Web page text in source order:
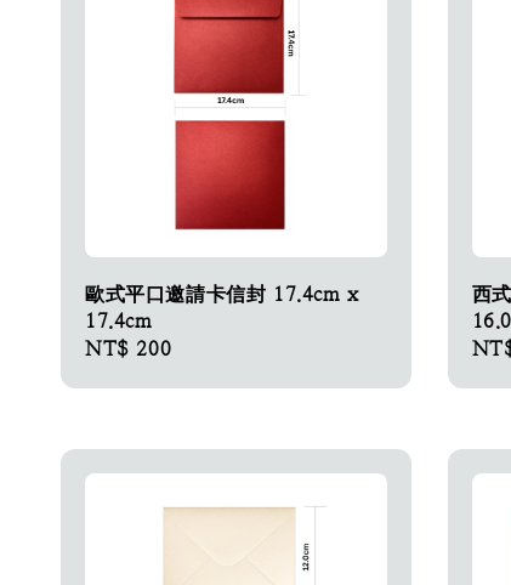
歐式平口邀請卡信封 17.4cm x
17.4cm
Regular
NT$ 200
西